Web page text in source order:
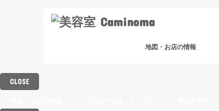
地図・お店の情報
CLOSE